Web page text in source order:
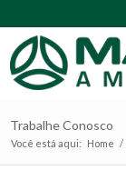
Trabalhe Conosco
Você está aqui: Home /